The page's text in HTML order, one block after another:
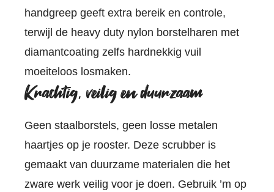
handgreep geeft extra bereik en controle,
terwijl de heavy duty nylon borstelharen met
diamantcoating zelfs hardnekkig vuil
moeiteloos losmaken.
Krachtig, veilig en duurzaam
Geen staalborstels, geen losse metalen
haartjes op je rooster. Deze scrubber is
gemaakt van duurzame materialen die het
zware werk veilig voor je doen. Gebruik ’m op